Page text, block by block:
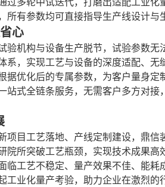
有参数均可直接指导生产线设计与
心
验机构与设备生产脱节，试验参数
系，实现工艺与设备的深度适配、无
据优化后的专属参数，为客户量身
站式全链条服务，无需客户多方对
项目工艺落地、产线定制建设，鼎
所突破工艺瓶颈，实现技术成果高
临工艺不稳定、量产效果不佳、能
业化量产考验，助力企业在激烈的